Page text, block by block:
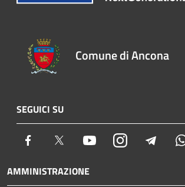
Comune di Ancona
SEGUICI SU
Facebook Twitter YoutubeInstagram
AMMINISTRAZIONE